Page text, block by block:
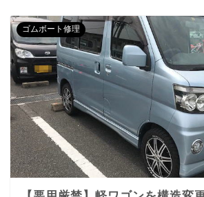
ゴムボート修理